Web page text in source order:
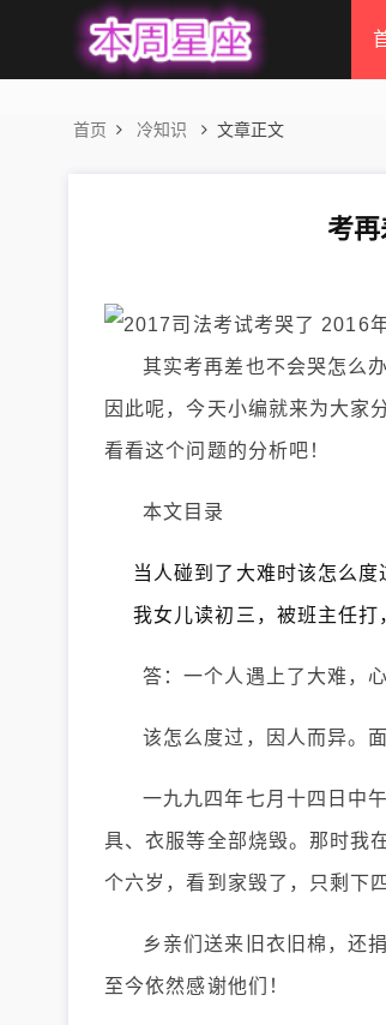
首页 冷知识 文章正文
考
其实考再差也不会哭怎么
因此呢，今天小编就来为大家
看看这个问题的分析吧！
本文目录
当人碰到了大难时该怎么度
我女儿读初三，被班主任
答：一个人遇上了大难，
该怎么度过，因人而异。
一九九四年七月十四日中
具、衣服等全部烧毁。那时我
个六岁，看到家毁了，只剩下
乡亲们送来旧衣旧棉，还
至今依然感谢他们！